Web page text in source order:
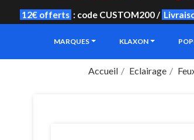
12€ offerts : code CUSTOM200 /
MARQUES KLAXON
Accueil Eclairage